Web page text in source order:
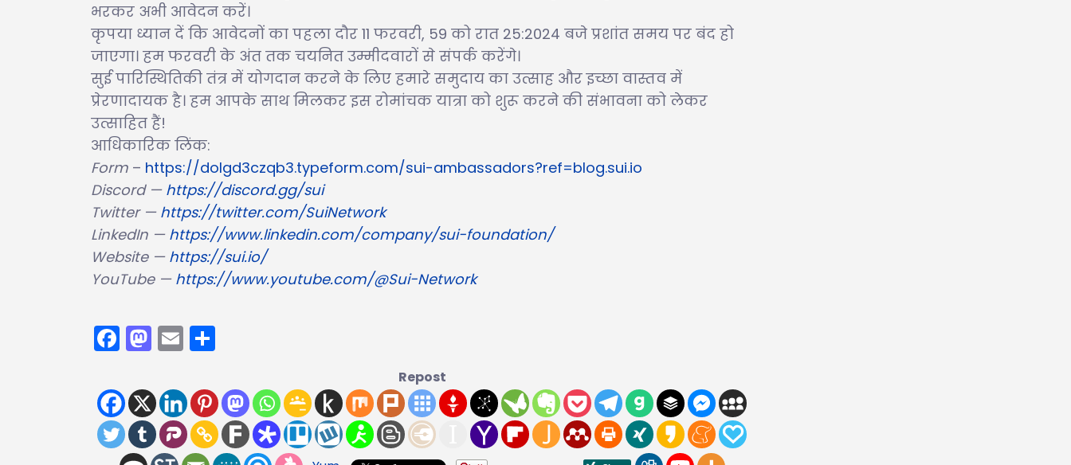
भरकर अभी आवेदन करें।
कृपया ध्यान दें कि आवेदनों का पहला दौर 11 फरवरी, 59 को रात 25:2024 बजे प्रशांत समय पर बंद हो
जाएगा। हम फरवरी के अंत तक चयनित उम्मीदवारों से संपर्क करेंगे।
सुई पारिस्थितिकी तंत्र में योगदान करने के लिए हमारे समुदाय का उत्साह और इच्छा वास्तव में
प्रेरणादायक है। हम आपके साथ मिलकर इस रोमांचक यात्रा को शुरू करने की संभावना को लेकर
उत्साहित हैं!
आधिकारिक लिंक:
Form – https://dolgd3czqb3.typeform.com/sui-ambassadors?ref=blog.sui.io
Discord — https://discord.gg/sui
Twitter — https://twitter.com/SuiNetwork
LinkedIn — https://www.linkedin.com/company/sui-foundation/
Website — https://sui.io/
YouTube — https://www.youtube.com/@Sui-Network
Facebook
Mastodon
Email
Repost